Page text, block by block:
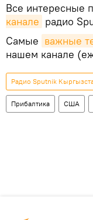
Все интересные
канале радио
Самые важные
нашем канале
Радио Sputnik
Прибалтика США